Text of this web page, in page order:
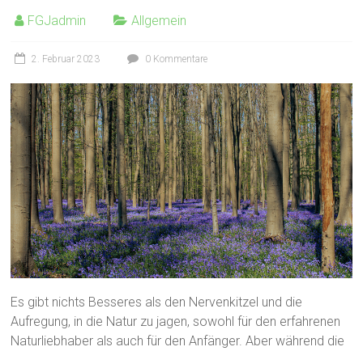
FGJadmin Allgemein
2. Februar 2023 0 Kommentare
Es gibt nichts Besseres als den Nervenkitzel und die
Aufregung, in die Natur zu jagen, sowohl für den erfahrenen
Naturliebhaber als auch für den Anfänger. Aber während die